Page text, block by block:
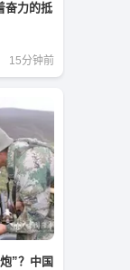
奋力的抵
15分钟前
”？中国